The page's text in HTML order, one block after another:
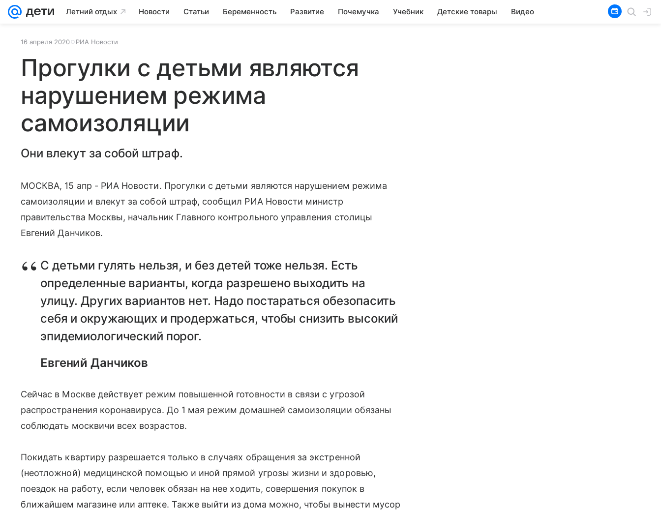
Летний отдых Новости Статьи Беременность Развитие Почемучка Учебник Детские товары Видео
16 апреля 2020 РИА Новости
Прогулки с детьми являются
нарушением режима
самоизоляции
Они влекут за собой штраф.
МОСКВА, 15 апр - РИА Новости. Прогулки с детьми являются нарушением режима
самоизоляции и влекут за собой штраф, сообщил РИА Новости министр
правительства Москвы, начальник Главного контрольного управления столицы
Евгений Данчиков.
С детьми гулять нельзя, и без детей тоже нельзя. Есть
определенные варианты, когда разрешено выходить на
улицу. Других вариантов нет. Надо постараться обезопасить
себя и окружающих и продержаться, чтобы снизить высокий
эпидемиологический порог.
Евгений Данчиков
Сейчас в Москве действует режим повышенной готовности в связи с угрозой
распространения коронавируса. До 1 мая режим домашней самоизоляции обязаны
соблюдать москвичи всех возрастов.
Покидать квартиру разрешается только в случаях обращения за экстренной
(неотложной) медицинской помощью и иной прямой угрозы жизни и здоровью,
поездок на работу, если человек обязан на нее ходить, совершения покупок в
ближайшем магазине или аптеке. Также выйти из дома можно, чтобы вынести мусор